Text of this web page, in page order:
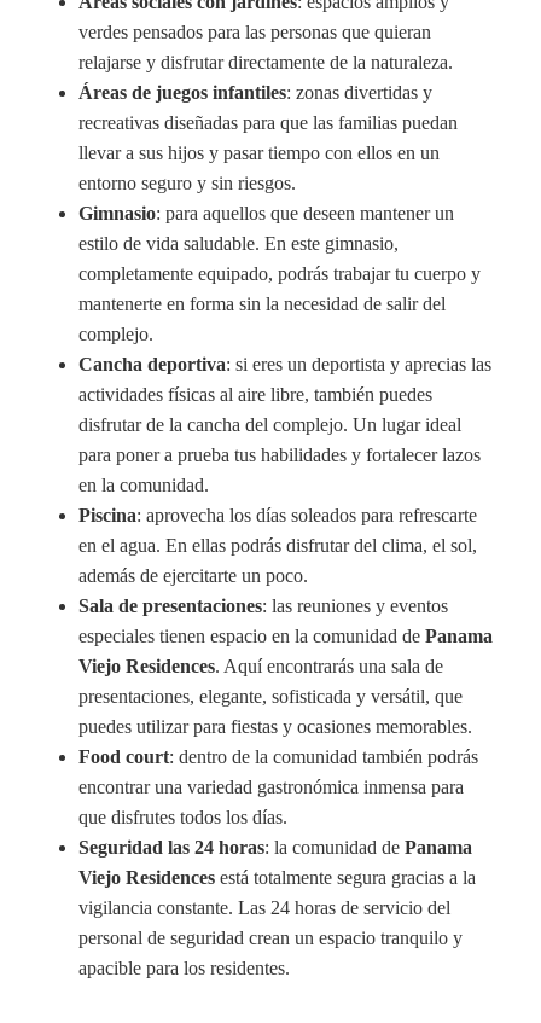
verdes pensados para las personas que quieran
relajarse y disfrutar directamente de la naturaleza.
Áreas de juegos infantiles: zonas divertidas y
recreativas diseñadas para que las familias puedan
llevar a sus hijos y pasar tiempo con ellos en un
entorno seguro y sin riesgos.
Gimnasio: para aquellos que deseen mantener un
estilo de vida saludable. En este gimnasio,
completamente equipado, podrás trabajar tu cuerpo y
mantenerte en forma sin la necesidad de salir del
complejo.
Cancha deportiva: si eres un deportista y aprecias las
actividades físicas al aire libre, también puedes
disfrutar de la cancha del complejo. Un lugar ideal
para poner a prueba tus habilidades y fortalecer lazos
en la comunidad.
Piscina: aprovecha los días soleados para refrescarte
en el agua. En ellas podrás disfrutar del clima, el sol,
además de ejercitarte un poco.
Sala de presentaciones: las reuniones y eventos
especiales tienen espacio en la comunidad de Panama
Viejo Residences. Aquí encontrarás una sala de
presentaciones, elegante, sofisticada y versátil, que
puedes utilizar para fiestas y ocasiones memorables.
Food court: dentro de la comunidad también podrás
encontrar una variedad gastronómica inmensa para
que disfrutes todos los días.
Seguridad las 24 horas: la comunidad de Panama
Viejo Residences está totalmente segura gracias a la
vigilancia constante. Las 24 horas de servicio del
personal de seguridad crean un espacio tranquilo y
apacible para los residentes.